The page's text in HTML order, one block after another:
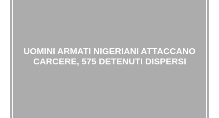
UOMINI ARMATI NIGERIANI ATTACCANO
CARCERE, 575 DETENUTI DISPERSI